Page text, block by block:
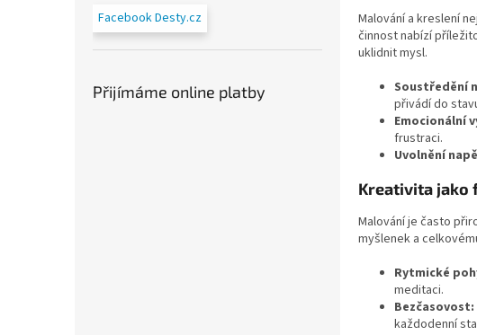
Facebook Desty.cz
Přijímáme online platby
Malování a kreslení
činnost nabízí
uklidnit mysl.
Soustředění
přivádí do
Emocionální
frustraci.
Uvolnění
Kreativita jako
Malování je často
myšlenek a
Rytmické
meditaci.
Bezčasovost:
každodenní